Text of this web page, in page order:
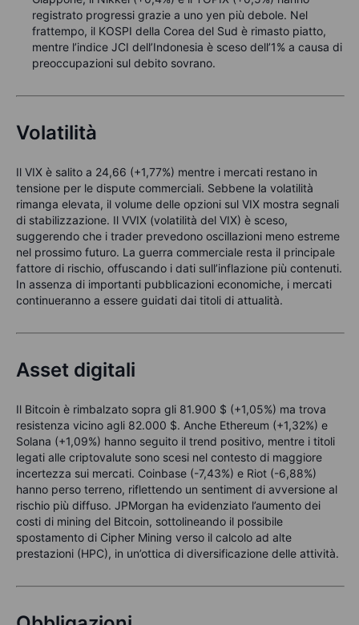
registrato progressi grazie a uno yen più debole. Nel
frattempo, il KOSPI della Corea del Sud è rimasto piatto,
mentre l’indice JCI dell’Indonesia è sceso dell’1% a causa di
preoccupazioni sul debito sovrano.
Volatilità
Il VIX è salito a 24,66 (+1,77%) mentre i mercati restano in
tensione per le dispute commerciali. Sebbene la volatilità
rimanga elevata, il volume delle opzioni sul VIX mostra segnali
di stabilizzazione. Il VVIX (volatilità del VIX) è sceso,
suggerendo che i trader prevedono oscillazioni meno estreme
nel prossimo futuro. La guerra commerciale resta il principale
fattore di rischio, offuscando i dati sull’inflazione più contenuti.
In assenza di importanti pubblicazioni economiche, i mercati
continueranno a essere guidati dai titoli di attualità.
Asset digitali
Il Bitcoin è rimbalzato sopra gli 81.900 $ (+1,05%) ma trova
resistenza vicino agli 82.000 $. Anche Ethereum (+1,32%) e
Solana (+1,09%) hanno seguito il trend positivo, mentre i titoli
legati alle criptovalute sono scesi nel contesto di maggiore
incertezza sui mercati. Coinbase (-7,43%) e Riot (-6,88%)
hanno perso terreno, riflettendo un sentiment di avversione al
rischio più diffuso. JPMorgan ha evidenziato l’aumento dei
costi di mining del Bitcoin, sottolineando il possibile
spostamento di Cipher Mining verso il calcolo ad alte
prestazioni (HPC), in un’ottica di diversificazione delle attività.